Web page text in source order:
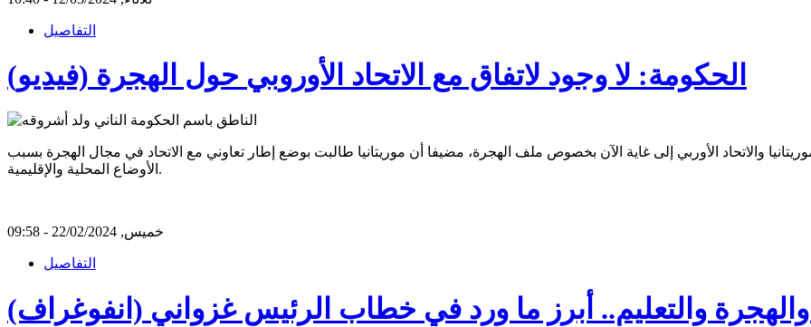
التفاصيل
الحكومة: لا وجود لاتفاق مع الاتحاد الأوروبي حول الهجرة (فيديو)
والاتحاد الأوربي إلى غاية الآن بخصوص ملف الهجرة، مضيفا أن موريتانيا طالبت بوضع إطار تعاوني مع الاتحاد في مجال الهجرة بسبب
الأوضاع المحلية والإقليمية.
خميس, 22/02/2024 - 09:58
التفاصيل
والتعليم.. أبرز ما ورد في خطاب الرئيس غزواني (انفوغراف)